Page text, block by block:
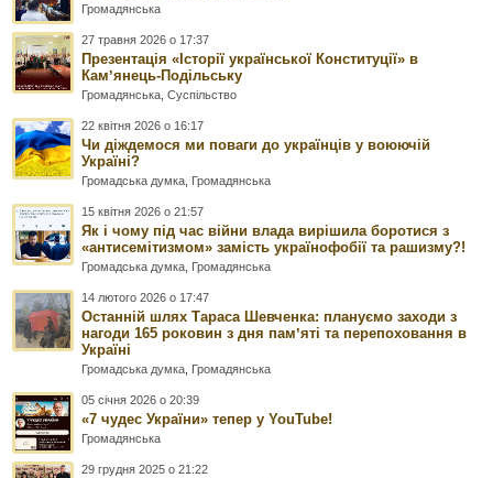
Громадянська
27 травня 2026 о 17:37
Презентація «Історії української Конституції» в
Камʼянець-Подільську
Громадянська ,Суспільство
22 квітня 2026 о 16:17
Чи діждемося ми поваги до українців у воюючій
Україні?
Громадська думка Громадянська
15 квітня 2026 о 21:57
Як і чому під час війни влада вирішила боротися з
«антисемітизмом» замість українофобії та рашизму?!
Громадська думка Громадянська
14 лютого 2026 о 17:47
Останній шлях Тараса Шевченка: плануємо заходи з
нагоди 165 роковин з дня памʼяті та перепоховання в
Україні
Громадська думка Громадянська
05 січня 2026 о 20:39
«7 чудес України» тепер у YouTube!
Громадянська
29 грудня 2025 о 21:22